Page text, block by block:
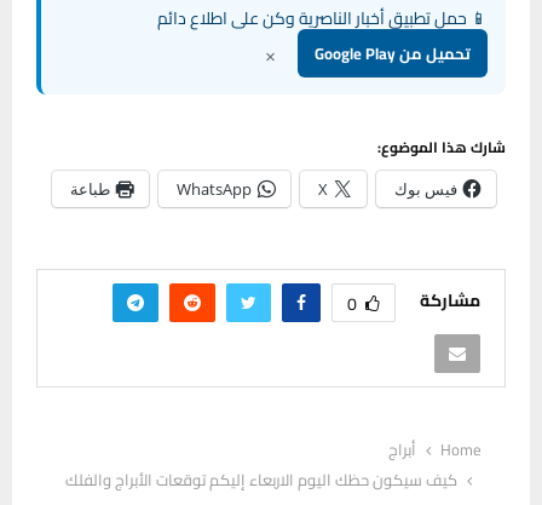
📱 حمل تطبيق أخبار الناصرية وكن على اطلاع دائم
تحميل من Google Play ×
شارك هذا الموضوع:
فيس بوك X
WhatsApp طباعة
مشاركة 0
Home
أبراج
كيف سيكون حظك اليوم الاربعاء إليكم توقعات الأبراج والفلك